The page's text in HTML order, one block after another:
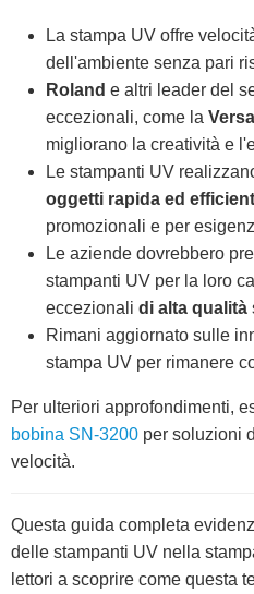
La stampa UV offre
dell'ambiente senza pari
Roland e altri leader del
eccezionali, come la
migliorano la creatività e
Le stampanti UV
oggetti rapida ed
promozionali e per
Le aziende dovrebbero
stampanti UV per la loro
eccezionali di alta qualità
Rimani aggiornato sulle
stampa UV per rimanere
Per ulteriori approfondimenti,
bobina SN-3200 per soluzioni
velocità.
Questa guida completa
delle stampanti UV nella
lettori a scoprire come questa